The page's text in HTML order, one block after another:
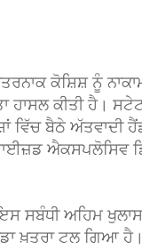
ਕੋਸ਼ਿਸ਼ ਨੂੰ
ਹਾਸਲ ਕੀਤੀ ਹੈ।
ਵਿੱਚ ਬੈਠੇ ਅੱਤਵਾਦੀ
ਐਕਸਪਲੋਸਿਵ
ਸਬੰਧੀ ਅਹਿਮ
ਖ਼ਤਰਾ ਟਲ ਗਿਆ